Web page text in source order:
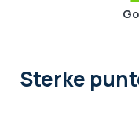
Sterke